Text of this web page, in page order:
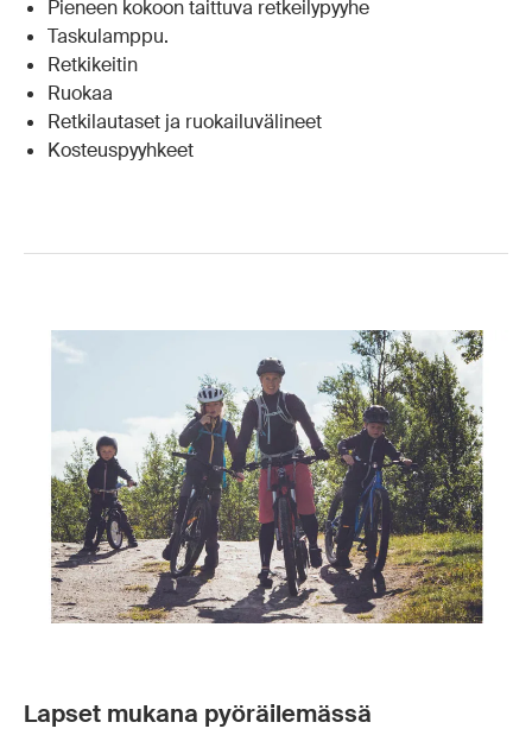
Pieneen kokoon taittuva retkeilypyyhe
Taskulamppu.
Retkikeitin
Ruokaa
Retkilautaset ja ruokailuvälineet
Kosteuspyyhkeet
Lapset mukana pyöräilemässä